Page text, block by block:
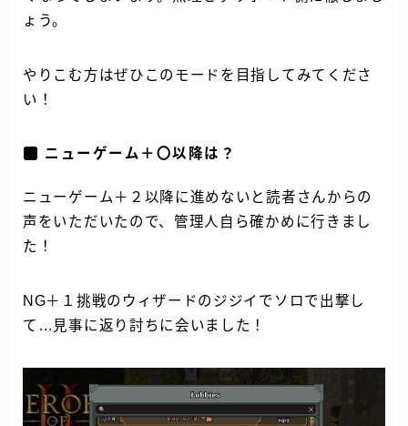
ょう。
やりこむ方はぜひこのモードを目指してみてくださ
い！
ニューゲーム＋〇以降は？
ニューゲーム＋２以降に進めないと読者さんからの
声をいただいたので、管理人自ら確かめに行きまし
た！
NG＋１挑戦のウィザードのジジイでソロで出撃し
て…見事に返り討ちに会いました！